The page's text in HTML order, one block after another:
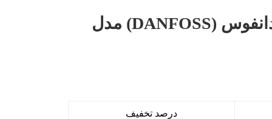
پرشر سوئیچ طرح دانفوس (DANFOSS) مدل
درصد تخفیف